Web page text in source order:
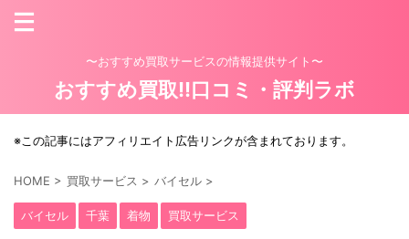
〜おすすめ買取サービスの情報提供サイト〜
おすすめ買取!!口コミ・評判ラボ
※この記事にはアフィリエイト広告リンクが含まれております。
HOME > 買取サービス > バイセル >
バイセル 千葉 着物 買取サービス